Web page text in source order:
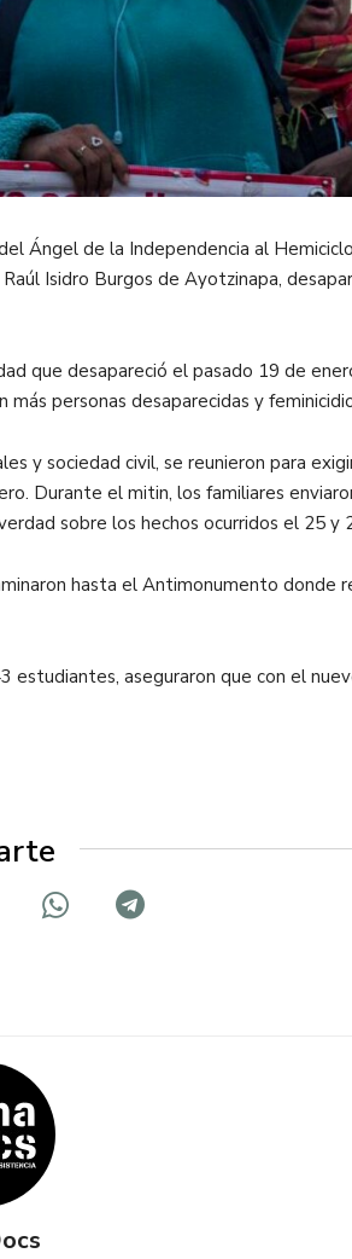
Ángel de la Independencia al
Isidro Burgos de Ayotzinapa,
que desapareció el pasado 19 de
personas desaparecidas y
y sociedad civil, se reunieron para
Durante el mitin, los familiares
sobre los hechos ocurridos el 25
hasta el Antimonumento donde
aseguraron que con el